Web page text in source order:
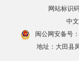
网站标识
中
闽公网安备号：
地址：大田县